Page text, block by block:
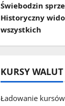
Świebodzin
Historyczny
wszystkich
KURSY WALUT
Ładowanie